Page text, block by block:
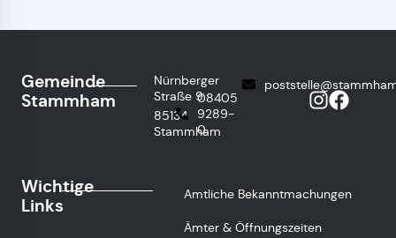
Gemeinde
Stammham
Nürnberger
Straße 9
85134
Stammham
08405
9289-
0
Wichtige
Links
Amtliche Bekanntmachungen
Ämter & Öffnungszeiten